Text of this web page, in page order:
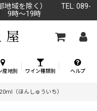
地域を除く） TEL: 089-
9時～19時
産地別 ワイン種類別 ヘルプ
（ほんしゅういち）